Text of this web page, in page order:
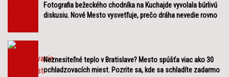
Fotografia bežeckého chodníka na Kuchajde vyvolala búrlivú
diskusiu. Nové Mesto vysvetľuje, prečo dráha nevedie rovno
Neznesiteľné teplo v Bratislave? Mesto spúšťa viac ako 30
ochladzovacích miest. Pozrite sa, kde sa schladíte zadarmo